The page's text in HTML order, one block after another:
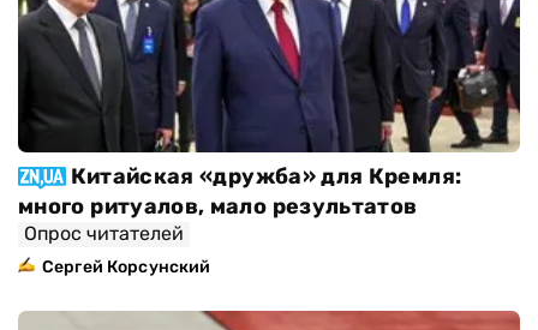
Китайская «дружба» для Кремля:
много ритуалов, мало результатов
Опрос читателей
Сергей Корсунский